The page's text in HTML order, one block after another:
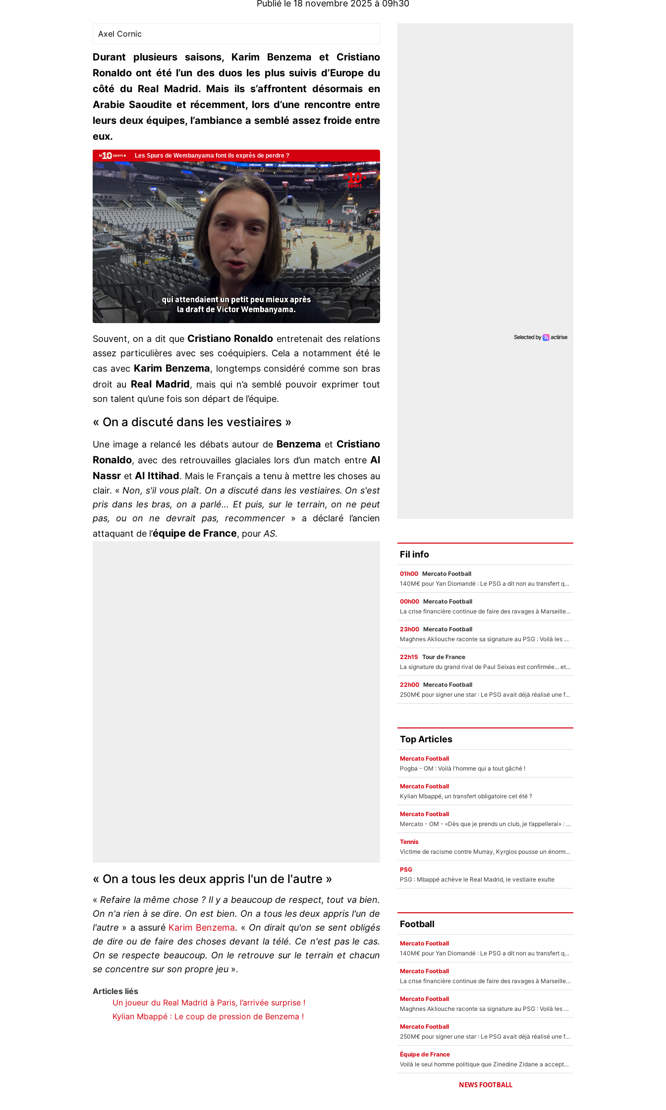
Publié le 18 novembre 2025 à 09h30
Axel Cornic
Durant plusieurs saisons, Karim Benzema et Cristiano
Ronaldo ont été l’un des duos les plus suivis d’Europe du
côté du Real Madrid. Mais ils s’affrontent désormais en
Arabie Saoudite et récemment, lors d’une rencontre entre
leurs deux équipes, l’ambiance a semblé assez froide entre
eux.
Souvent, on a dit que Cristiano Ronaldo entretenait des relations
assez particulières avec ses coéquipiers. Cela a notamment été le
cas avec Karim Benzema, longtemps considéré comme son bras
droit au Real Madrid, mais qui n’a semblé pouvoir exprimer tout
son talent qu’une fois son départ de l’équipe.
« On a discuté dans les vestiaires »
Une image a relancé les débats autour de Benzema et Cristiano
Ronaldo, avec des retrouvailles glaciales lors d’un match entre Al
Nassr etAl Ittihad. Mais le Français a tenu à mettre les choses au
clair. «Non, s'il vous plaît. On a discuté dans les vestiaires. On s'est
pris dans les bras, on a parlé… Et puis, sur le terrain, on ne peut
pas, ou on ne devrait pas, recommencer » a déclaré l’ancien
attaquant de l’équipe de France, pourAS.
« On a tous les deux appris l'un de l'autre »
«Refaire la même chose ? Il y a beaucoup de respect, tout va bien.
On n'a rien à se dire. On est bien. On a tous les deux appris l'un de
l'autre » a assuré Karim Benzema. « On dirait qu'on se sent obligés
de dire ou de faire des choses devant la télé. Ce n'est pas le cas.
On se respecte beaucoup. On le retrouve sur le terrain et chacun
se concentre sur son propre jeu ».
Articles liés
Un joueur du Real Madrid à Paris, l’arrivée surprise !
Kylian Mbappé : Le coup de pression de Benzema !
Fil info
01h00 Mercato Football
140M€ pour Yan Diomandé : Le PSG a dit non au transfert qui bat tous les records sur le mercato
00h00 Mercato Football
La crise financière continue de faire des ravages à Marseille : L’OM a placé 12 joueurs sur le marché des transferts… et ça pourrait lui rapporter près de 100M€ !
23h00 Mercato Football
Maghnes Akliouche raconte sa signature au PSG : Voilà les coulisses de son transfert de rêve à 50M€
22h15 Tour de France
La signature du grand rival de Paul Seixas est confirmée... et c'est une excellente nouvelle pour l'équipe Decathlon-CMA CGM !
22h00 Mercato Football
250M€ pour signer une star : Le PSG avait déjà réalisé une folie sur le mercato bien avant Neymar !
Top Articles
Mercato Football
Pogba - OM : Voilà l'homme qui a tout gâché !
Mercato Football
Kylian Mbappé, un transfert obligatoire cet été ?
Mercato Football
Mercato - OM - «Dès que je prends un club, je t’appellerai» : La promesse de Marcelino au moment de claquer la porte
Tennis
Victime de racisme contre Murray, Kyrgios pousse un énorme coup de gueule !
PSG
PSG : Mbappé achève le Real Madrid, le vestiaire exulte
Football
Mercato Football
140M€ pour Yan Diomandé : Le PSG a dit non au transfert qui bat tous les records sur le mercato
Mercato Football
La crise financière continue de faire des ravages à Marseille : L’OM a placé 12 joueurs sur le marché des transferts… et ça pourrait lui rapporter près de 100M€ !
Mercato Football
Maghnes Akliouche raconte sa signature au PSG : Voilà les coulisses de son transfert de rêve à 50M€
Mercato Football
250M€ pour signer une star : Le PSG avait déjà réalisé une folie sur le mercato bien avant Neymar !
Équipe de France
Voilà le seul homme politique que Zinedine Zidane a accepté dans son entourage : «Je garde un très bon souvenir de lui»
NEWS FOOTBALL